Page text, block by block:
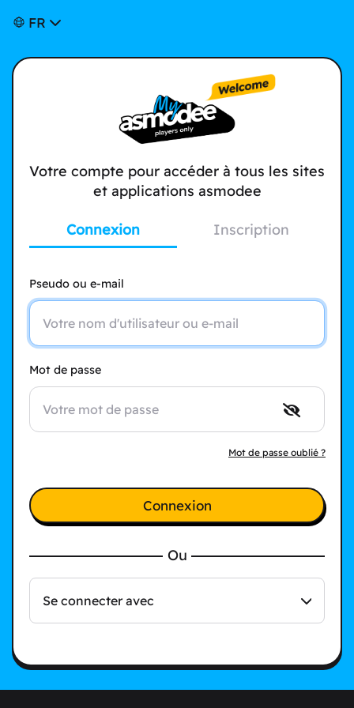
FR
Votre compte pour accéder à tous les sites
et applications asmodee
Connexion Inscription
Pseudo ou e-mail
Mot de passe
Mot de passe oublié ?
Connexion
Ou
Se connecter avec